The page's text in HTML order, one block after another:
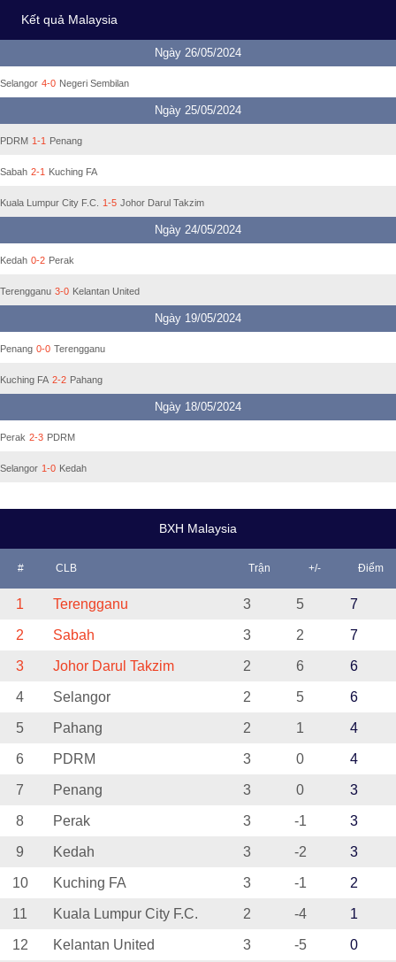
Kết quả Malaysia
Ngày 26/05/2024
Selangor 4-0 Negeri Sembilan
Ngày 25/05/2024
PDRM 1-1 Penang
Sabah 2-1 Kuching FA
Kuala Lumpur City F.C. 1-5 Johor Darul Takzim
Ngày 24/05/2024
Kedah 0-2 Perak
Terengganu 3-0 Kelantan United
Ngày 19/05/2024
Penang 0-0 Terengganu
Kuching FA 2-2 Pahang
Ngày 18/05/2024
Perak 2-3 PDRM
Selangor 1-0 Kedah
BXH Malaysia
# CLB Trận +/- Điểm
1 Terengganu 3 5 7
2 Sabah 3 2 7
3 Johor Darul Takzim 2 6 6
4 Selangor 2 5 6
5 Pahang 2 1 4
6 PDRM 3 0 4
7 Penang 3 0 3
8 Perak 3 -1 3
9 Kedah 3 -2 3
10 Kuching FA 3 -1 2
11 Kuala Lumpur City F.C. 2 -4 1
12 Kelantan United 3 -5 0